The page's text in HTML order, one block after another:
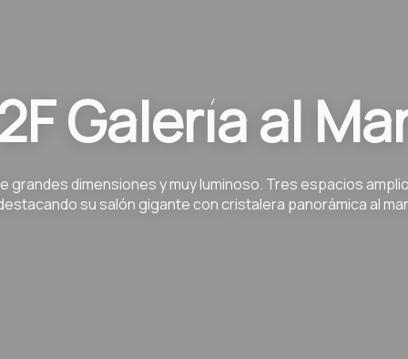
Galería al
grandes dimensiones y muy luminoso. Tres espacios
su salón gigante con cristalera panorámica al